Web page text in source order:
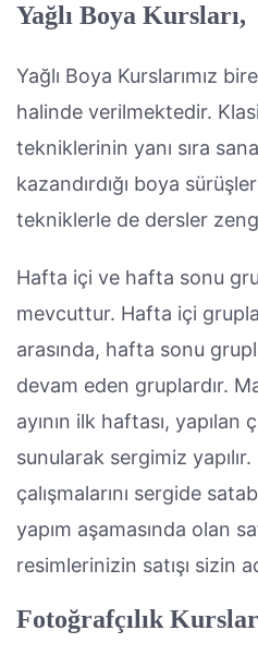
Yağlı Boya Kursları,
Yağlı Boya Kurslarımız
halinde verilmektedir.
tekniklerinin yanı sıra
kazandırdığı boya
tekniklerle de dersler
Hafta içi ve hafta sonu
mevcuttur. Hafta içi
arasında, hafta sonu
devam eden gruplardır.
ayının ilk haftası, yapılan
sunularak sergimiz
çalışmalarını sergide
yapım aşamasında olan
resimlerinizin satışı sizin
Fotoğrafçılık